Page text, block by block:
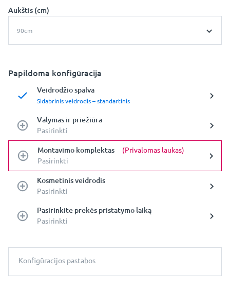
Aukštis (cm)
90cm
Papildoma konfigūracija
Veidrodžio spalva
Sidabrinis veidrodis – standartinis
Valymas ir priežiūra
Pasirinkti
Montavimo komplektas
(Privalomas laukas)
Pasirinkti
Kosmetinis veidrodis
Pasirinkti
Pasirinkite prekės pristatymo laiką
Pasirinkti
Konfigūracijos pastabos